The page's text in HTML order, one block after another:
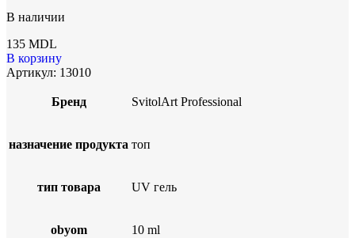
В наличии
135 MDL
В корзину
Артикул: 13010
Бренд SvitolArt Professional
назначение продукта топ
тип товара UV гель
obyom 10 ml